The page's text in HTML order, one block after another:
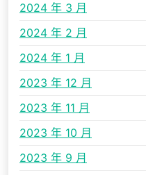
2024 年 3 月
2024 年 2 月
2024 年 1 月
2023 年 12 月
2023 年 11 月
2023 年 10 月
2023 年 9 月